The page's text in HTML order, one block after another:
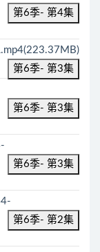
第6季- 第4集
第6季- 第3集
第6季- 第3集
第6季- 第3集
第6季- 第2集